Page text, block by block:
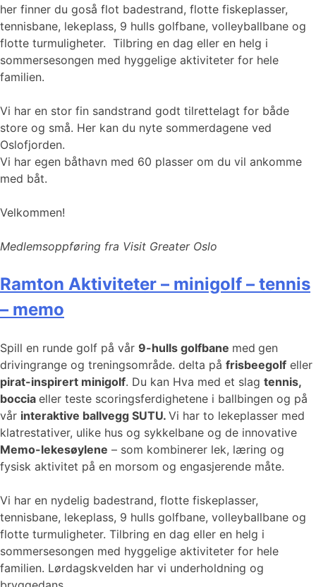
her finner du goså flot badestrand, flotte fiskeplasser,
tennisbane, lekeplass, 9 hulls golfbane, volleyballbane og
flotte turmuligheter. Tilbring en dag eller en helg i
sommersesongen med hyggelige aktiviteter for hele
familien.
Vi har en stor fin sandstrand godt tilrettelagt for både
store og små. Her kan du nyte sommerdagene ved
Oslofjorden.
Vi har egen båthavn med 60 plasser om du vil ankomme
med båt.
Velkommen!
Medlemsoppføring fra Visit Greater Oslo
Ramton Aktiviteter – minigolf – tennis
– memo
Spill en runde golf på vår 9-hulls golfbane med gen
drivingrange og treningsområde. delta på frisbeegolf eller
pirat-inspirert minigolf. Du kan Hva med et slag tennis,
boccia eller teste scoringsferdighetene i ballbingen og på
vår interaktive ballvegg SUTU. Vi har to lekeplasser med
klatrestativer, ulike hus og sykkelbane og de innovative
Memo-lekesøylene – som kombinerer lek, læring og
fysisk aktivitet på en morsom og engasjerende måte.
Vi har en nydelig badestrand, flotte fiskeplasser,
tennisbane, lekeplass, 9 hulls golfbane, volleyballbane og
flotte turmuligheter. Tilbring en dag eller en helg i
sommersesongen med hyggelige aktiviteter for hele
familien. Lørdagskvelden har vi underholdning og